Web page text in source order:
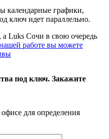
календарные графики,
ключ идет параллельно.
Luks Сочи в свою очередь
работе вы можете
под ключ. Закажите
для определения